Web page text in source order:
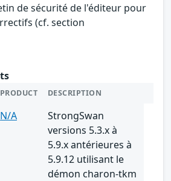
de sécurité de l'éditeur pour
(cf. section
PRODUCT DESCRIPTION
N/A
StrongSwan
versions 5.3.x à
5.9.x antérieures à
5.9.12 utilisant le
démon charon-tkm